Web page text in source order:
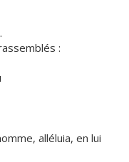
:
alléluia, en lui